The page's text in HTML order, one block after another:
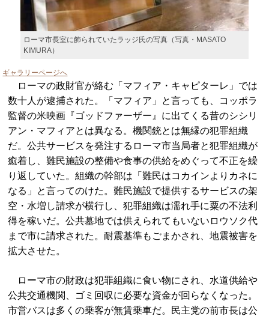
ローマ市長室に飾られていたラッジ氏の写真（写真・MASATO
KIMURA）
ギャラリーページへ
ローマの政財官が絡む「マフィア・キャピターレ」では
数十人が逮捕された。「マフィア」と言っても、コッポラ
監督の米映画『ゴッドファーザー』に出てくる昔のシシリ
アン・マフィアとは異なる。機関銃とは無縁の犯罪組織
だ。公共サービスを発注するローマ市当局者と犯罪組織が
癒着し、難民施設の整備や食事の供給をめぐって不正を繰
り返していた。組織の幹部は「難民はコカインよりカネに
なる」と言ってのけた。難民施設で提供するサービスの架
空・水増し請求が横行し、犯罪組織は濡れ手に粟の不法利
得を稼いだ。公共墓地では供えられてもいないロウソク代
まで市に請求された。耐震基準もごまかされ、地震被害を
拡大させた。
ローマ市の財政は犯罪組織に食い物にされ、水道供給や
公共交通機関、ゴミ回収に必要な資金が回らなくなった。
市営バスは多くの乗客が無賃乗車だ。民主党の前市長は公